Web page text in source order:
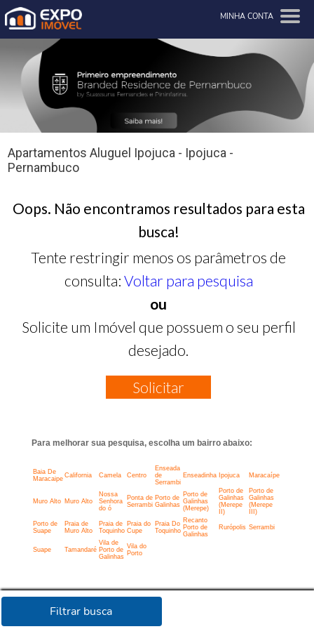
MINHA CONTA
Filtrar busca
Apartamentos Aluguel Ipojuca - Ipojuca -
Pernambuco
Oops. Não encontramos resultados para esta
busca!
Tente restringir menos os parâmetros de
consulta: Voltar para pesquisa
ou
Solicite um Imóvel que possuem o seu perfil
desejado.
Solicitar
Para melhorar sua pesquisa, escolha um bairro abaixo:
Baia De
Maracaipe California Camela Centro
Enseada
de
Serrambi
Enseadinha Ipojuca Maracaípe
Muro Alto Muro Alto
Nossa
Senhora
do ó
Ponta de
Serrambi
Porto de
Galinhas
Porto de
Galinhas
(Merepe)
Porto de
Galinhas
(Merepe
II)
Porto de
Galinhas
(Merepe
III)
Porto de
Suape
Praia de
Muro Alto
Praia de
Toquinho
Praia do
Cupe
Praia Do
Toquinho
Recanto
Porto de
Galinhas
Rurópolis Serrambi
Suape Tamandaré
Vila de
Porto de
Galinhas
Vila do
Porto